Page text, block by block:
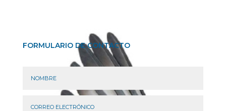
FORMULARIO DE CONTACTO